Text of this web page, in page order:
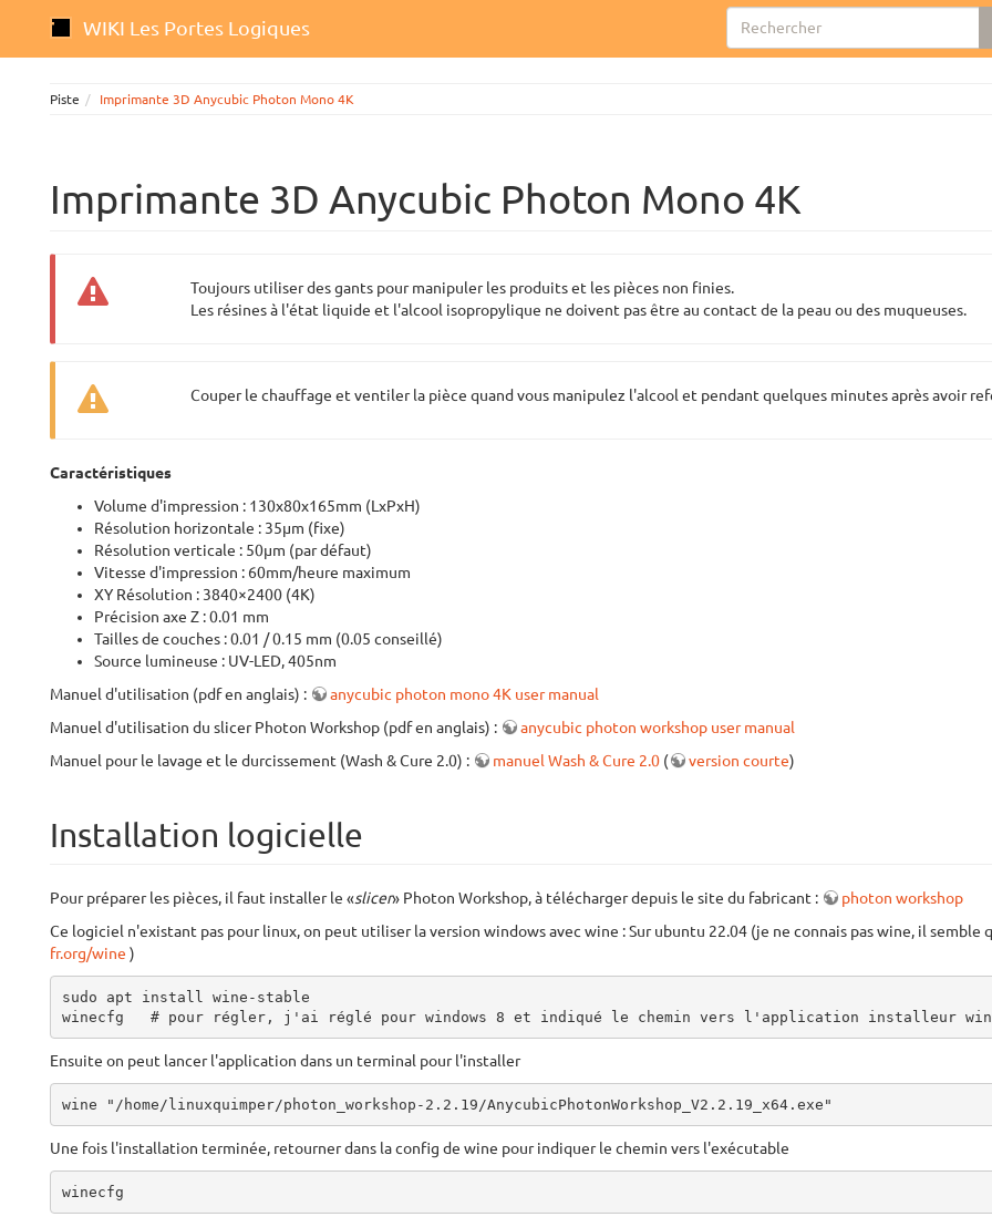
WIKI Les Portes Logiques
Piste Imprimante 3D Anycubic Photon Mono 4K
Imprimante 3D Anycubic Photon Mono 4K
Toujours utiliser des gants pour manipuler les produits et les pièces non finies.
Les résines à l'état liquide et l'alcool isopropylique ne doivent pas être au contact de la peau ou des muqueuses.
Couper le chauffage et ventiler la pièce quand vous manipulez l'alcool et pendant quelques minutes après avoir
Caractéristiques
Volume d'impression : 130x80x165mm (LxPxH)
Résolution horizontale : 35µm (fixe)
Résolution verticale : 50µm (par défaut)
Vitesse d'impression : 60mm/heure maximum
XY Résolution : 3840×2400 (4K)
Précision axe Z : 0.01 mm
Tailles de couches : 0.01 / 0.15 mm (0.05 conseillé)
Source lumineuse : UV-LED, 405nm
Manuel d'utilisation (pdf en anglais) :
anycubic photon mono 4K user manual
Manuel d'utilisation du slicer Photon Workshop (pdf en anglais) :
anycubic photon workshop user manual
Manuel pour le lavage et le durcissement (Wash & Cure 2.0) :
manuel Wash & Cure 2.0 ( version courte)
Installation logicielle
Pour préparer les pièces, il faut installer le «slicer» Photon Workshop, à télécharger depuis le site du fabricant :
photon workshop
Ce logiciel n'existant pas pour linux, on peut utiliser la version windows avec wine : Sur ubuntu 22.04 (je ne connais pas wine, il
fr.org/wine )
sudo apt install wine-stable
winecfg   # pour régler, j'ai réglé pour windows 8 et indiqué le chemin vers l'application installeur
Ensuite on peut lancer l'application dans un terminal pour l'installer
wine "/home/linuxquimper/photon_workshop-2.2.19/AnycubicPhotonWorkshop_V2.2.19_x64.exe"
Une fois l'installation terminée, retourner dans la config de wine pour indiquer le chemin vers l'exécutable
winecfg